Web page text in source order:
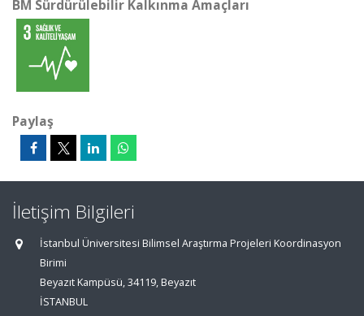
BM Sürdürülebilir Kalkınma Amaçları
Paylaş
İletişim Bilgileri
İstanbul Üniversitesi Bilimsel Araştırma Projeleri Koordinasyon
Birimi
Beyazıt Kampüsü, 34119, Beyazıt
İSTANBUL